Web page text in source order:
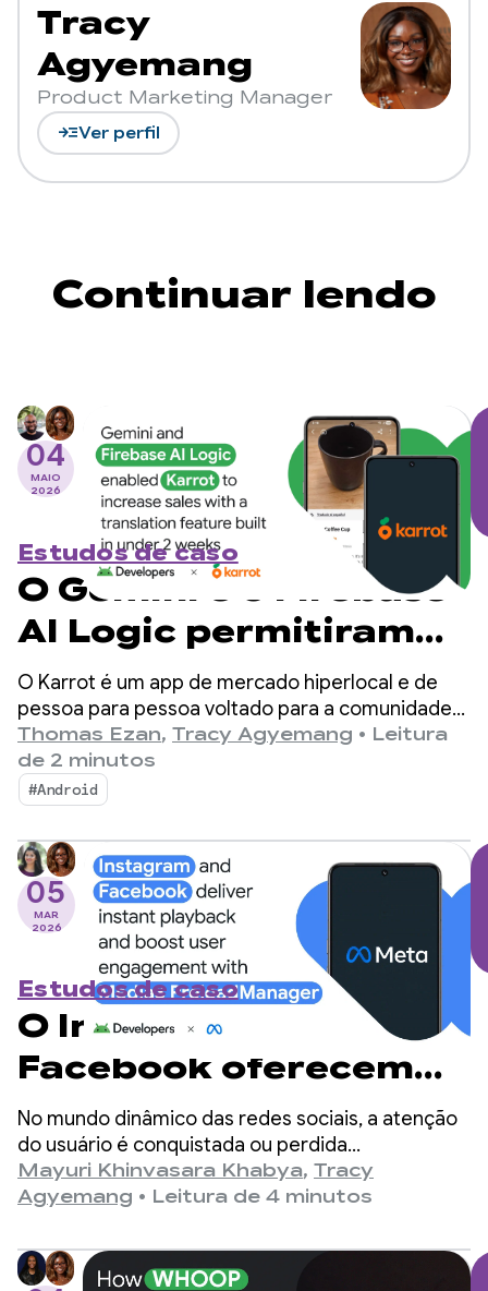
Tracy
Agyemang
Product Marketing Manager
read_moreVer perfil
Continuar lendo
04
MAIO
2026
Estudos de caso
O Gemini e o Firebase
AI Logic permitiram
que a Karrot
aumentasse as
vendas com um
recurso de tradução
integrado em menos
de duas semanas
O Karrot é um app de mercado hiperlocal e de
pessoa para pessoa voltado para a comunidade
que permite aos usuários comprar, vender e
trocar itens com outros usuários verificados.
Desde o lançamento na Coreia do Sul em 2015, a
plataforma se expandiu para mercados globais,
acumulando mais de 43 milhões de usuários
registrados.
Thomas Ezan, Tracy Agyemang • Leitura
de 2 minutos
#Android
05
MAR
2026
Estudos de caso
O Instagram e o
Facebook oferecem
reprodução
instantânea e
aumentam o
usuário com o Media3
No mundo dinâmico das redes sociais, a atenção
do usuário é conquistada ou perdida
rapidamente. Os apps da Meta (Facebook e
Instagram) estão entre as maiores plataformas
usuários em todo o mundo.
Mayuri Khinvasara Khabya, Tracy
Agyemang • Leitura de 4 minutos